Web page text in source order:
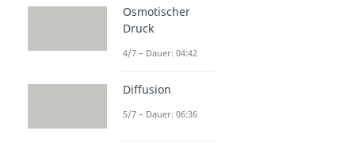
Osmotischer
Druck
4/7 – Dauer: 04:42
Diffusion
5/7 – Dauer: 06:36